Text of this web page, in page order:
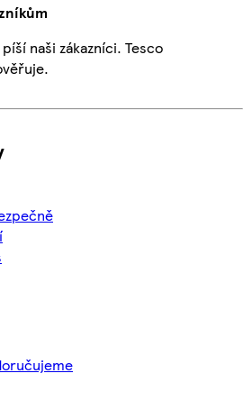
naši zákazníci. Tesco